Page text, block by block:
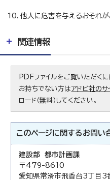
10．他人に危害を与えるおそれが
関連情報
PDFファイルをご覧いただく
お持ちでない方はアドビ社のサ
ロード（無料）してください。
このページに関する お問い
建設部 都市計画課
〒479-8610
愛知県常滑市飛香台3丁目3